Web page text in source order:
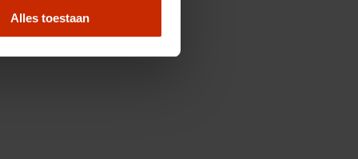
Alles toestaan